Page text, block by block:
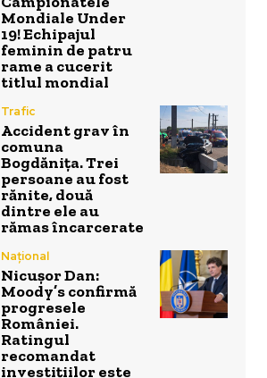
Mondiale Under
19! Echipajul
feminin de patru
rame a cucerit
titlul mondial
Trafic
Accident grav în
comuna
Bogdănița. Trei
persoane au fost
rănite, două
dintre ele au
rămas încarcerate
Național
Nicușor Dan:
Moody’s confirmă
progresele
României.
Ratingul
recomandat
investițiilor este